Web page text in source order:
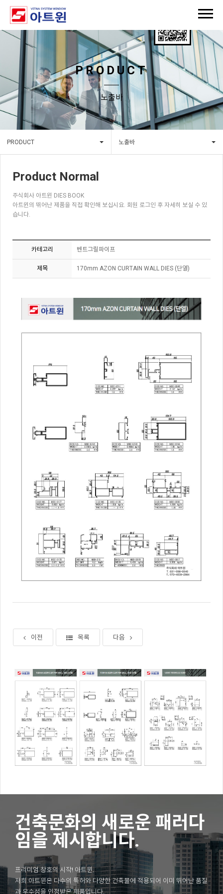
PRODUCT
노출바
PRODUCT 노출바
Product Normal
주식회사 아트윈 DIES BOOK
아트윈의 뛰어난 제품을 직접 확인해 보십시요. 회원 로그인 후 자세히 보실 수 있
습니다.
카테고리 벤트그릴파이프
제목 170mm AZON CURTAIN WALL DIES (단열)
이전 목록 다음
건축문화의 새로운 패러다
임을 제시합니다.
프리미엄 창호의 시작! 아트윈.
저희 아트윈은 다수의 특허와 다양한 건축물에 적용되어 이미 뛰어난 품질
과 우수성을 인정받은 제품입니다.